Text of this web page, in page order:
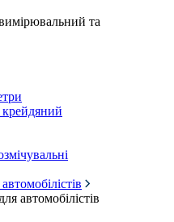
та
автомобілістів